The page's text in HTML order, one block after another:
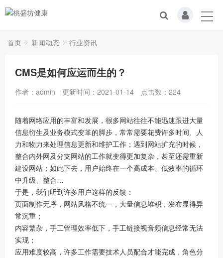
首页 新闻动态 行业资讯
CMS是如何应运而生的？
作者：admin 更新时间：2021-01-14 点击数： 224
随着网络应用的丰富和发展，很多网站往往不能迅速跟进大量
信息衍生及业务模式变革的脚步，常常需要花费许多时间、人
力和物力来处理信息更新和维护工作；遇到网站扩充的时候，
整合内外网及分支网站的工作就变得更加复杂，甚至还需重新
建设网站；如此下去，用户始终在一个高成本、低效率的循环
中升级、整合…
于是，我们听到许多用户这样的反馈：
页面制作无序，网站风格不统一，大量信息堆积，发布显得异
常沉重；
内容繁杂，手工管理效率低下，手工链接视音频信息经常无法
实现；
应用难度较高，许多工作需要技术人员配合才能完成，角色分